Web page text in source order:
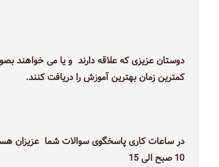
کمترین زمان بهترین آموزش را دریافت کنند.
‎ 10صبح الی 15